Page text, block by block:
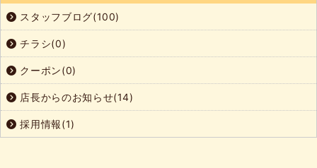
スタッフブログ(100)
チラシ(0)
クーポン(0)
店長からのお知らせ(14)
採用情報(1)